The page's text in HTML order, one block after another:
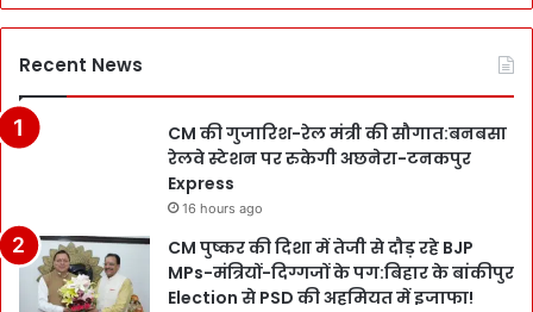
Recent News
CM की गुजारिश-रेल मंत्री की सौगात:बनबसा
रेलवे स्टेशन पर रुकेगी अछनेरा-टनकपुर
Express
16 hours ago
CM पुष्कर की दिशा में तेजी से दौड़ रहे BJP
MPs-मंत्रियों-दिग्गजों के पग:बिहार के बांकीपुर
Election से PSD की अहमियत में इजाफा!